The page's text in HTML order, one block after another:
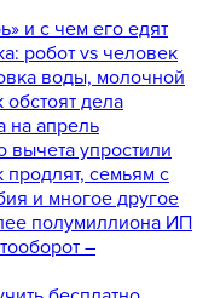
и с чем его едят
робот vs человек
воды, молочной
дела
на апрель
вычета упростили
продлят, семьям с
и многое другое
полумиллиона ИП
–